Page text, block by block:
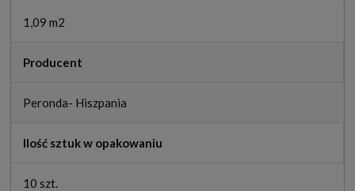
1,09 m2
Producent
Peronda- Hiszpania
Ilość sztuk w opakowaniu
10 szt.